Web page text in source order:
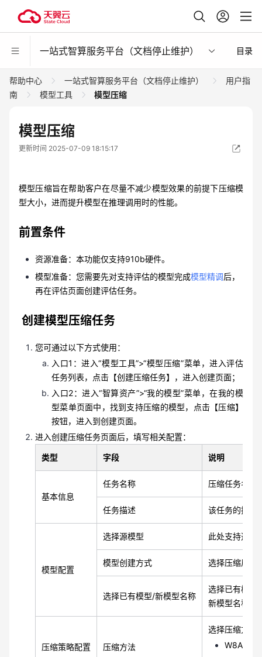
一站式智算服务平台（文档停止维护） 目录
帮助中心 一站式智算服务平台（文档停止维护）
用户指
南
模型工具 模型压缩
模型压缩
更新时间 2025-07-09 18:15:17
模型压缩旨在帮助客户在尽量不减少模型效果的前提下压缩模
型大小，进而提升模型在推理调用时的性能。
前置条件
资源准备：本功能仅支持910b硬件。
模型准备：您需要先对支持评估的模型完成模型精调后，
再在评估页面创建评估任务。
创建模型压缩任务
您可通过以下方式使用：
入口1：进入“模型工具”>“模型压缩”菜单，进入评估
任务列表，点击【创建压缩任务】，进入创建页面；
入口2：进入“智算资产”>“我的模型”菜单，在我的模
型菜单页面中，找到支持压缩的模型，点击【压缩】
按钮，进入到创建页面。
进入创建压缩任务页面后，填写相关配置：
类型 字段 说明
基本信息
任务名称 压缩任务名称
任务描述 该任务的描述
模型配置
选择源模型 此处支持选择
模型创建方式 选择压缩后模
选择已有模型/新模型名称
选择已有模型
新模型名称：
压缩策略配置 压缩方法
选择压缩方法
W8A16